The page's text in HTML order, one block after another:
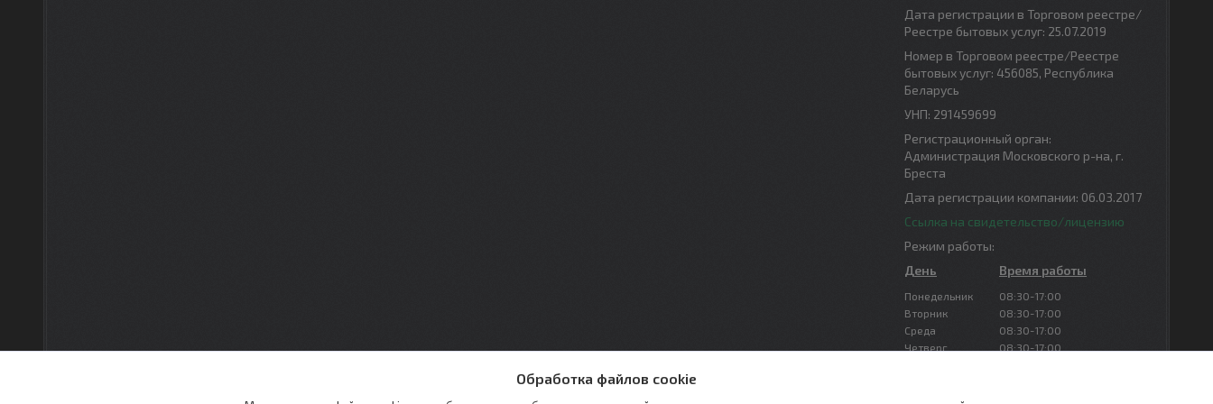
Дата регистрации в Торговом реестре/
Реестре бытовых услуг: 25.07.2019
Номер в Торговом реестре/Реестре
бытовых услуг: 456085, Республика
Беларусь
УНП: 291459699
Регистрационный орган:
Администрация Московского р-на, г.
Бреста
Дата регистрации компании: 06.03.2017
Ссылка на свидетельство/лицензию
Режим работы:
День
Время работы
Понедельник
08:30-17:00
Вторник
08:30-17:00
Среда
08:30-17:00
Четверг
08:30-17:00
Воскресенье
Обработка файлов cookie